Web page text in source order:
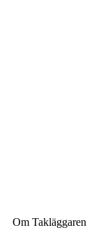
Om Takläggaren